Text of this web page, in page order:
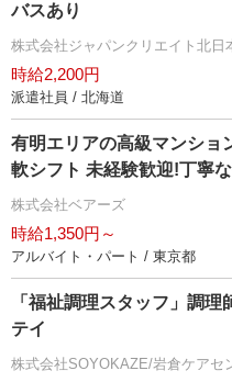
バスあり
株式会社ジャパンクリエイト北日
時給2,200円
派遣社員 / 北海道
有明エリアの⾼級マンショ
軟シフト 未経験歓迎!丁寧
株式会社ベアーズ
時給1,350円～
アルバイト・パート / 東京都
「福祉調理スタッフ」調
テイ
株式会社SOYOKAZE/岩倉ケアセ